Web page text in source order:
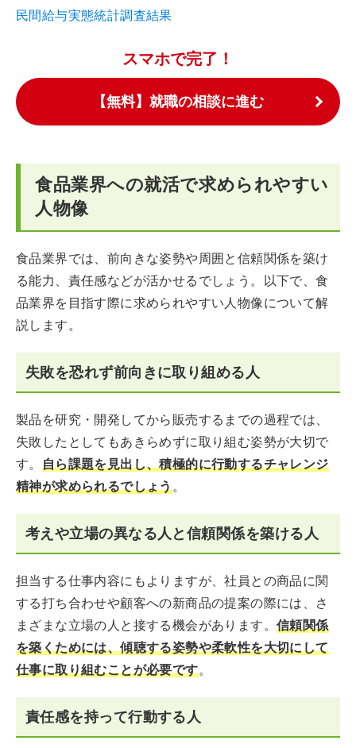
民間給与実態統計調査結果
スマホで完了！
【無料】就職の相談に進む
食品業界への就活で求められやすい
人物像
食品業界では、前向きな姿勢や周囲と信頼関係を築け
る能力、責任感などが活かせるでしょう。以下で、食
品業界を目指す際に求められやすい人物像について解
説します。
失敗を恐れず前向きに取り組める人
製品を研究・開発してから販売するまでの過程では、
失敗したとしてもあきらめずに取り組む姿勢が大切で
す。
自ら課題を見出し、積極的に行動するチャレンジ
精神が求められるでしょう 。
考えや立場の異なる人と信頼関係を築ける人
担当する仕事内容にもよりますが、社員との商品に関
する打ち合わせや顧客への新商品の提案の際には、さ
まざまな立場の人と接する機会があります。 信頼関係
を築くためには、傾聴する姿勢や柔軟性を大切にして
仕事に取り組むことが必要です。
責任感を持って行動する人